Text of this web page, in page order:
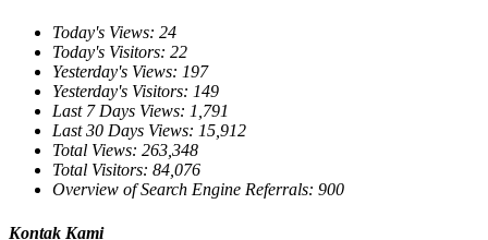
Today's Views: 24
Today's Visitors: 22
Yesterday's Views: 197
Yesterday's Visitors: 149
Last 7 Days Views: 1,791
Last 30 Days Views: 15,912
Total Views: 263,348
Total Visitors: 84,076
Overview of Search Engine Referrals: 900
Kontak Kami